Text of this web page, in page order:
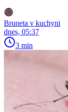
Bruneta v kuchyni
dnes, 05:37
3 min